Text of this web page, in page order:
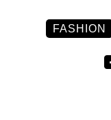
FASHION